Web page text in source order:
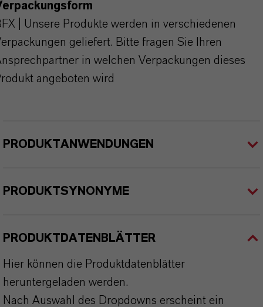
| Unsere Produkte werden in verschiedenen
geliefert. Bitte fragen Sie Ihren
in welchen Verpackungen dieses
angeboten wird
PRODUKTANWENDUNGEN
PRODUKTSYNONYME
PRODUKTDATENBLÄTTER
Hier können die Produktdatenblätter
heruntergeladen werden.
Nach Auswahl des Dropdowns erscheint ein